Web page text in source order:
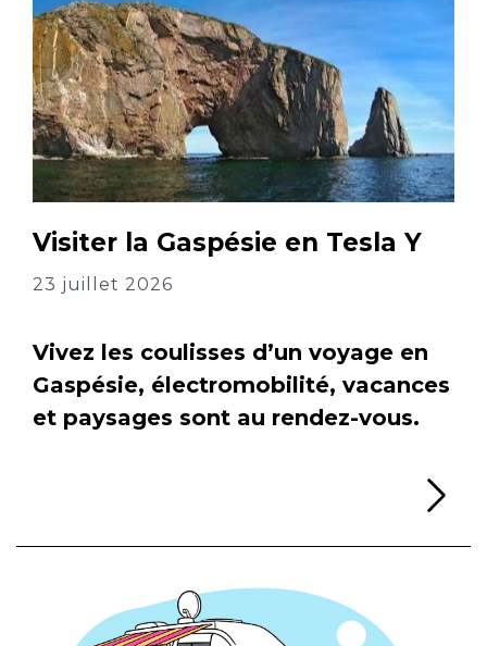
Visiter la Gaspésie en Tesla Y
23 juillet 2026
Vivez les coulisses d’un voyage en
Gaspésie, électromobilité, vacances
et paysages sont au rendez-vous.